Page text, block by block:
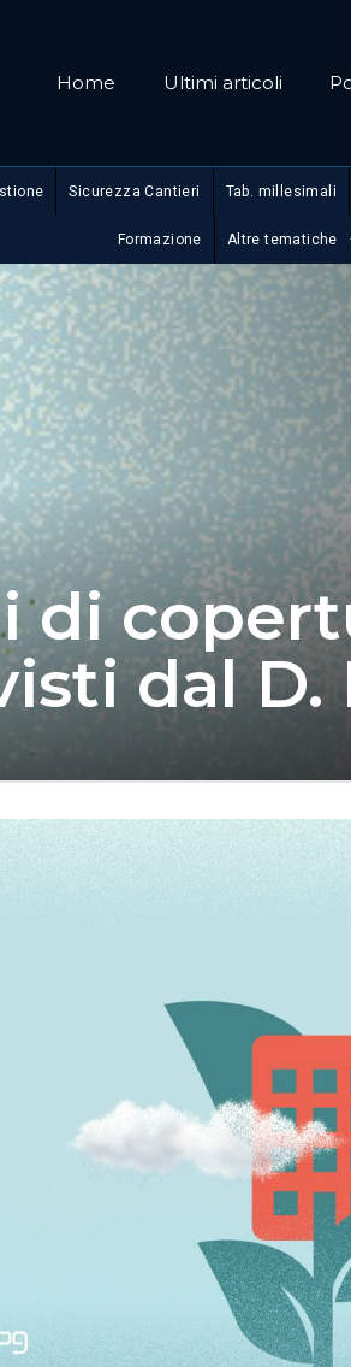
Home Ultimi articoli
Sicurezza Cantieri Tab. millesimali
Formazione Altre tematiche
di
dal D.